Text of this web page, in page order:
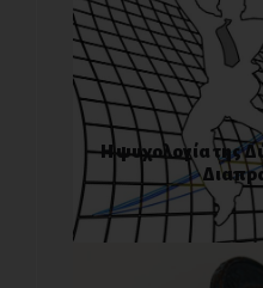
Η ψυχολογία της